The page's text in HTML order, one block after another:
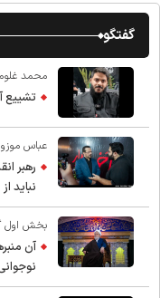
گفتگو
محمد غلوم
تشییع
عباس
رهبر
نباید
بخش اول
آن
اسلام